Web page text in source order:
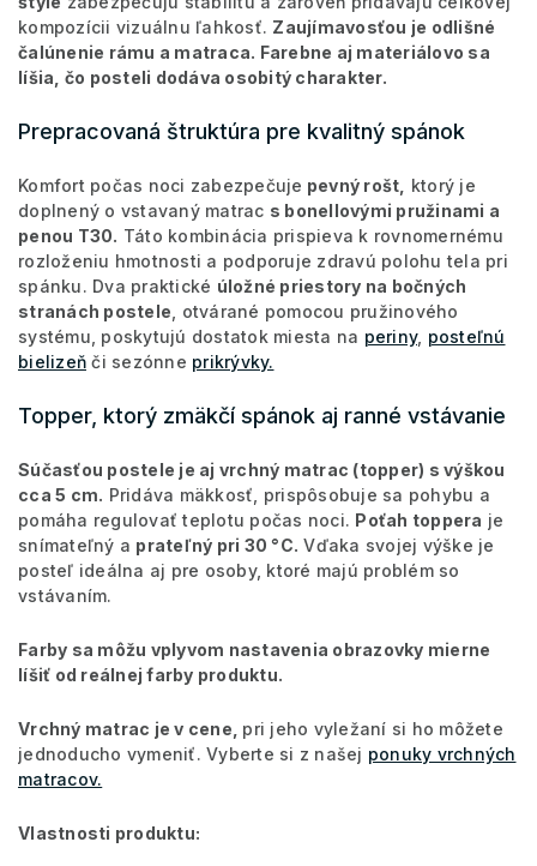
kompozícii vizuálnu ľahkosť. Zaujímavosťou je odlišné
čalúnenie rámu a matraca. Farebne aj materiálovo sa
líšia, čo posteli dodáva osobitý charakter.
Prepracovaná štruktúra pre kvalitný spánok
Komfort počas noci zabezpečuje pevný rošt,
ktorý je
doplnený o vstavaný matrac s bonellovými pružinami a
penou T30. Táto kombinácia prispieva k rovnomernému
rozloženiu hmotnosti a podporuje zdravú polohu tela pri
spánku. Dva praktické úložné priestory na bočných
stranách postele , otvárané pomocou pružinového
systému, poskytujú dostatok miesta na periny, posteľnú
bielizeň či sezónne prikrývky.
Topper, ktorý zmäkčí spánok aj ranné vstávanie
Súčasťou postele je aj vrchný matrac (topper) s výškou
cca 5 cm. Pridáva mäkkosť, prispôsobuje sa pohybu a
pomáha regulovať teplotu počas noci. Poťah toppera je
snímateľný a prateľný pri 30 °C. Vďaka svojej výške je
posteľ ideálna aj pre osoby, ktoré majú problém so
vstávaním.
Farby sa môžu vplyvom nastavenia obrazovky mierne
líšiť od reálnej farby produktu.
Vrchný matrac je v cene, pri jeho vyležaní si ho môžete
jednoducho vymeniť. Vyberte si z našej ponuky vrchných
matracov.
Vlastnosti produktu: